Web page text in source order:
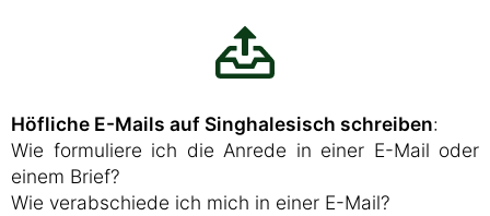
Höfliche E-Mails auf Singhalesisch schreiben:
Wie formuliere ich die Anrede in einer E-Mail oder
einem Brief?
Wie verabschiede ich mich in einer E-Mail?